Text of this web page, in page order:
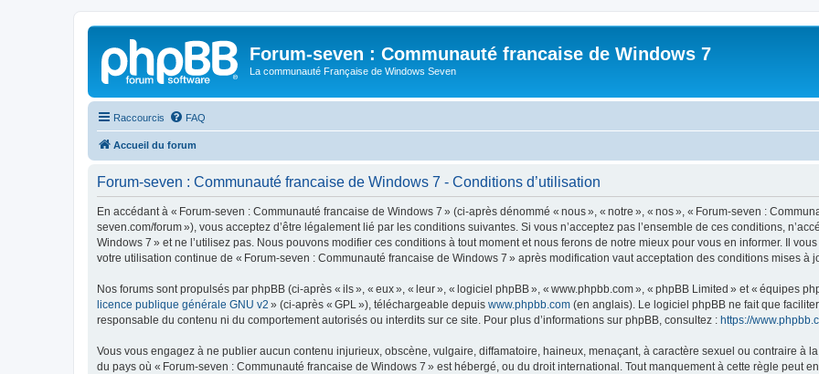
Forum-seven : Communauté francaise de Windows 7
La communauté Française de Windows Seven
Raccourcis FAQ
Accueil du forum
Forum-seven : Communauté francaise de Windows 7 - Conditions d’utilisation
En accédant à « Forum-seven : Communauté francaise de Windows 7 » (ci-après dénommé « nous », « notre », « nos », « Forum-seven :
seven.com/forum »), vous acceptez d’être légalement lié par les conditions suivantes. Si vous n’acceptez pas l’ensemble de ces conditions,
Windows 7 » et ne l’utilisez pas. Nous pouvons modifier ces conditions à tout moment et nous ferons de notre mieux pour vous en informer. Il
votre utilisation continue de « Forum-seven : Communauté francaise de Windows 7 » après modification vaut acceptation des conditions mises à
Nos forums sont propulsés par phpBB (ci-après « ils », « eux », « leur », « logiciel phpBB », « www.phpbb.com », « phpBB Limited » et « équipes
licence publique générale GNU v2 » (ci-après « GPL »), téléchargeable depuis www.phpbb.com (en anglais). Le logiciel phpBB ne fait que
responsable du contenu ni du comportement autorisés ou interdits sur ce site. Pour plus d’informations sur phpBB, consultez : https://
Vous vous engagez à ne publier aucun contenu injurieux, obscène, vulgaire, diffamatoire, haineux, menaçant, à caractère sexuel ou contraire à
du pays où « Forum-seven : Communauté francaise de Windows 7 » est hébergé, ou du droit international. Tout manquement à cette règle peut